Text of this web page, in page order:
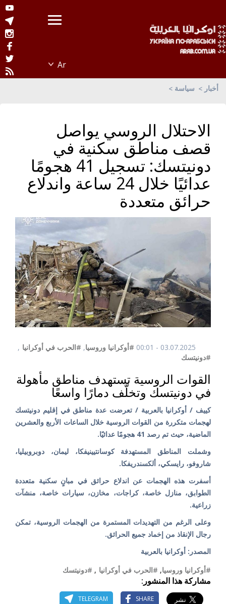
أخبار سياسة
الاحتلال الروسي يواصل
قصف مناطق سكنية في
دونيتسك: تسجيل 41 هجومًا
عدائيًا خلال 24 ساعة واندلاع
حرائق متعددة
03.07.2025 - 00:01 #أوكرانيا وروسيا, #الحرب في أوكرانيا ,
#دونيتسك
القوات الروسية تستهدف مناطق مأهولة
في دونيتسك وتخلّف دمارًا واسعًا
كييف / أوكرانيا بالعربية / تعرضت عدة مناطق في إقليم دونيتسك
لهجمات متكررة من القوات الروسية خلال الساعات الأربع والعشرين
الماضية، حيث تم رصد 41 هجومًا عدائيًا.
وشملت المناطق المستهدفة كوسانتيينيفكا، ليمان، دوبروبيليا،
شاروفو، رايسكي، ألكسندريفكا.
أسفرت هذه الهجمات عن اندلاع حرائق في مبانٍ سكنية متعددة
الطوابق، منازل خاصة، كراجات، مخازن، سيارات خاصة، منشآت
زراعية.
وعلى الرغم من التهديدات المستمرة من الهجمات الروسية، تمكن
رجال الإنقاذ من إخماد جميع الحرائق.
المصدر: أوكرانيا بالعربية
#أوكرانيا وروسيا, #الحرب في أوكرانيا , #دونيتسك
مشاركة هذا المنشور:
SHARE
TELEGRAM